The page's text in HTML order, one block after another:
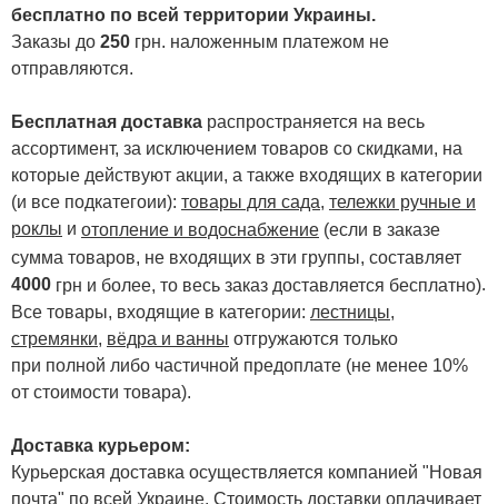
бесплатно по всей территории Украины.
Заказы до 250 грн. наложенным платежом не
отправляются.
Бесплатная доставка распространяется на весь
ассортимент, за исключением товаров со скидками, на
которые действуют акции, а также входящих в категории
(и все подкатегоии): товары для сада, тележки ручные и
роклы и отопление и водоснабжение (если в заказе
сумма товаров, не входящих в эти группы, составляет
4000 грн и более, то весь заказ доставляется бесплатно).
Все товары, входящие в категории: лестницы,
стремянки, вёдра и ванны отгружаются только
при полной либо частичной предоплате (не менее 10%
от стоимости товара).
Доставка курьером:
Курьерская доставка осуществляется компанией "Новая
почта" по всей Украине. Стоимость доставки оплачивает